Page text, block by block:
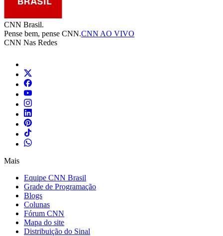
CNN Brasil.
Pense bem, pense CNN.CNN AO VIVO
CNN Nas Redes
Mais
Equipe CNN Brasil
Grade de Programação
Blogs
Colunas
Fórum CNN
Mapa do site
Distribuição do Sinal